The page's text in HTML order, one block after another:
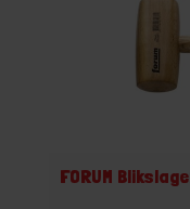
FORUM